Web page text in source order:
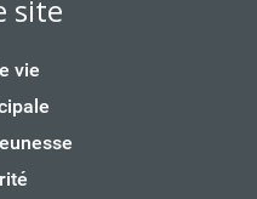
site
vie